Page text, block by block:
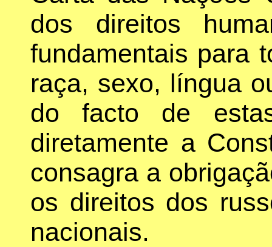
dos direitos
fundamentais para
raça, sexo, língua
do facto de
diretamente a
consagra a
os direitos dos
nacionais.